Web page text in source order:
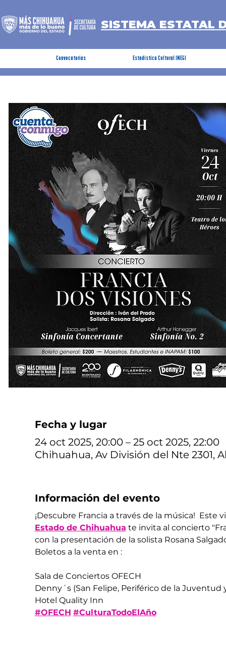
SISTEMA ESTATAL
Convocatorias Estadística Cultural INEGI
Fecha y lugar
24 oct 2025, 20:00 – 25 oct 2025, 22:00
Chihuahua, Av División del Nte 2301,
Información del evento
¡Descubre Francia a través de la música!  Este
Estado de Chihuahua te invita al concierto
con la presentación de la solista Rosana
Boletos a la venta en :
Sala de Conciertos OFECH
Denny´s (San Felipe, Periférico de la Juventud
Hotel Quality Inn
#OFECH #CulturaTodoElAño